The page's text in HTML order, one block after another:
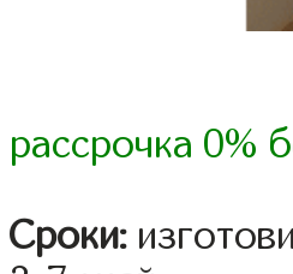
рассрочка 0%
Сроки: